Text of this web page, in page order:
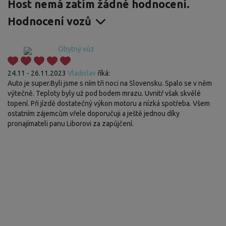
Host nemá zatím žádné hodnocení.
Hodnocení vozů
Obytný vůz
24.11 - 26.11.2023 Vladislav říká:
Auto je super.Byli jsme s ním tři noci na Slovensku. Spalo se v něm
výtečně. Teploty byly už pod bodem mrazu. Uvnitř však skvělé
topení. Při jízdě dostatečný výkon motoru a nízká spotřeba. Všem
ostatním zájemcům vřele doporučuji a ještě jednou díky
pronajímateli panu Liborovi za zapůjčení.